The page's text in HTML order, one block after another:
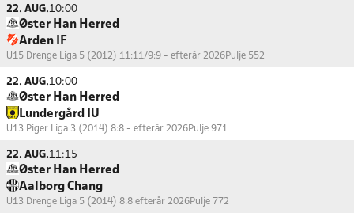
22. AUG.10:00
Øster Han Herred
Arden IF
U15 Drenge Liga 5 (2012) 11:11/9:9 - efterår 2026Pulje 552
22. AUG.10:00
Øster Han Herred
Lundergård IU
U13 Piger Liga 3 (2014) 8:8 - efterår 2026Pulje 971
22. AUG.11:15
Øster Han Herred
Aalborg Chang
U13 Drenge Liga 5 (2014) 8:8 efterår 2026Pulje 772